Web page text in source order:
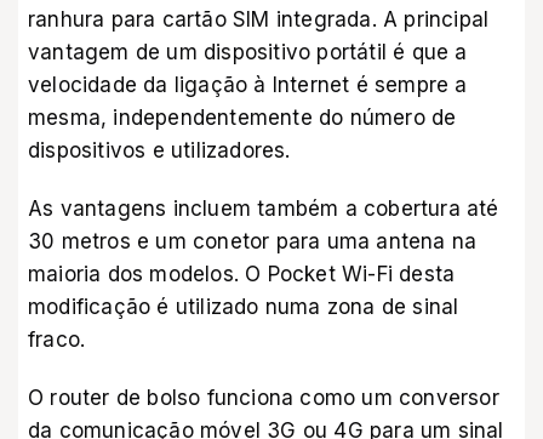
ranhura para cartão SIM integrada. A principal
vantagem de um dispositivo portátil é que a
velocidade da ligação à Internet é sempre a
mesma, independentemente do número de
dispositivos e utilizadores.
As vantagens incluem também a cobertura até
30 metros e um conetor para uma antena na
maioria dos modelos. O Pocket Wi-Fi desta
modificação é utilizado numa zona de sinal
fraco.
O router de bolso funciona como um conversor
da comunicação móvel 3G ou 4G para um sinal